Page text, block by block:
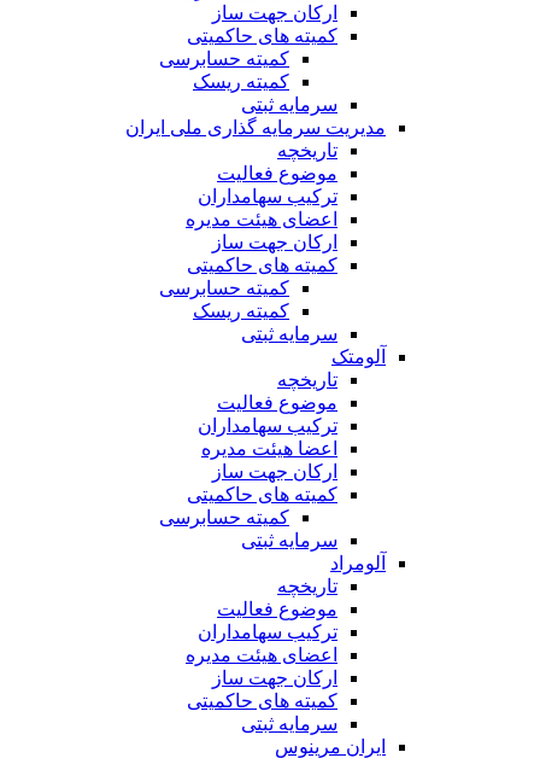
ارکان جهت ساز
کمیته های حاکمیتی
کمیته حسابرسی
کمیته ریسک
سرمایه ثبتی
مدیریت سرمایه گذاری ملی ایران
تاریخچه
موضوع فعالیت
ترکیب سهامداران
اعضای هیئت مدیره
ارکان جهت ساز
کمیته های حاکمیتی
کمیته حسابرسی
کمیته ریسک
سرمایه ثبتی
آلومتک
تاریخچه
موضوع فعالیت
ترکیب سهامداران
اعضا هیئت مدیره
ارکان جهت ساز
کمیته های حاکمیتی
کمیته حسابرسی
سرمایه ثبتی
آلومراد
تاریخچه
موضوع فعالیت
ترکیب سهامداران
اعضای هیئت مدیره
ارکان جهت ساز
کمیته های حاکمیتی
سرمایه ثبتی
ایران مرینوس